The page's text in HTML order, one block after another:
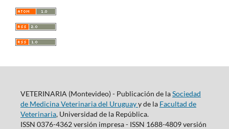
VETERINARIA (Montevideo) - Publicación de laSociedad
de Medicina Veterinaria del Uruguayy de la Facultad de
Veterinaria, Universidad de la República.
ISSN 0376-4362 versión impresa - ISSN 1688-4809 versión